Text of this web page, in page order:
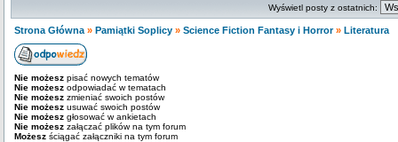
Wyświetl posty z ostatnich:
Strona Główna » Pamiątki Soplicy » Science Fiction Fantasy i Horror» Literatura
Nie możesz pisać nowych tematów
Nie możesz odpowiadać w tematach
Nie możesz zmieniać swoich postów
Nie możesz usuwać swoich postów
Nie możesz głosować w ankietach
Nie możesz załączać plików na tym forum
Możesz ściągać załączniki na tym forum